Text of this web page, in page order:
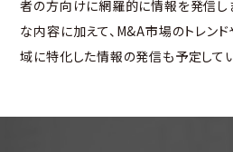
者の方向けに網羅的に情報を発信し
な内容に加えて、M&A市場のトレンド
域に特化した情報の発信も予定してい